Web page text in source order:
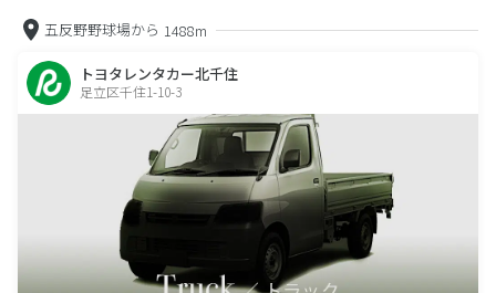
五反野野球場から 1488m
トヨタレンタカー北千住
足立区千住1-10-3